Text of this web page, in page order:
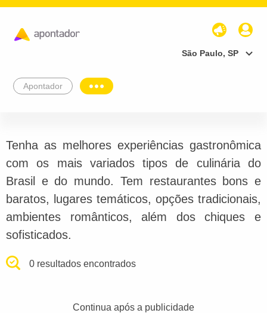
São Paulo, SP
Apontador
Tenha as melhores experiências gastronômica
com os mais variados tipos de culinária do
Brasil e do mundo. Tem restaurantes bons e
baratos, lugares temáticos, opções tradicionais,
ambientes românticos, além dos chiques e
sofisticados.
0 resultados encontrados
Continua após a publicidade